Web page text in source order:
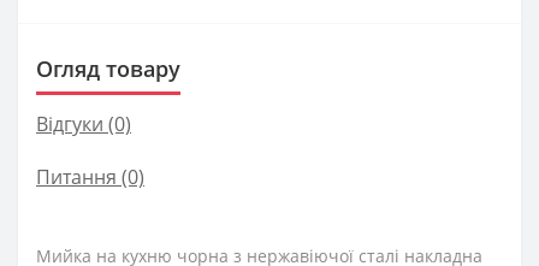
Огляд товару
Відгуки (0)
Питання (0)
Мийка на кухню чорна з нержавіючої сталі накладна